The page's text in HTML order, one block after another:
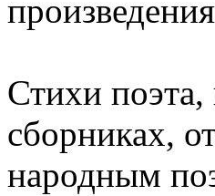
Стихи поэта,
сборниках,
народным